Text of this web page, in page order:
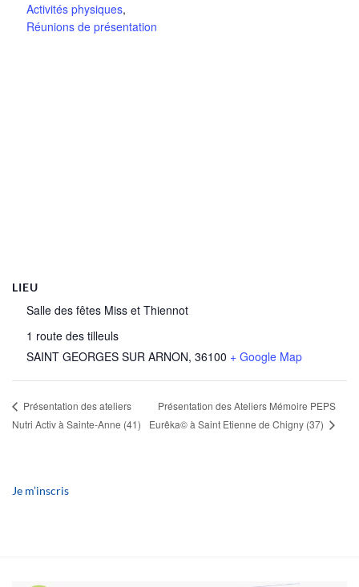
Activités physiques,
Réunions de présentation
LIEU
Salle des fêtes Miss et Thiennot
1 route des tilleuls
SAINT GEORGES SUR ARNON, 36100 + Google Map
Présentation des ateliers
Nutri Activ à Sainte-Anne (41)
Présentation des Ateliers Mémoire PEPS
Eurêka© à Saint Etienne de Chigny (37)
Je m’inscris